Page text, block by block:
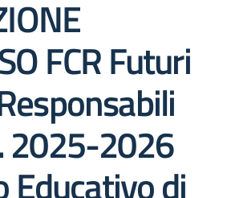
FCR Futuri
2025-2026
Educativo di